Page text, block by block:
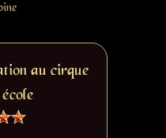
au cirque